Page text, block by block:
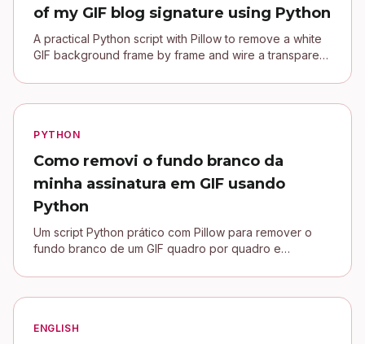
of my GIF blog signature using Python
A practical Python script with Pillow to remove a white
GIF background frame by frame and wire a transparent
PYTHON
Como removi o fundo branco da
minha assinatura em GIF usando
Python
Um script Python prático com Pillow para remover o
fundo branco de um GIF quadro por quadro e
ENGLISH